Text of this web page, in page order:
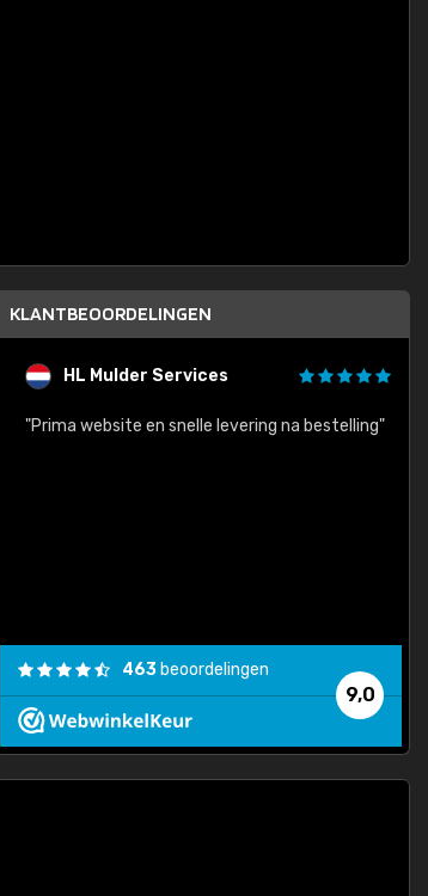
KLANTBEOORDELINGEN
HL Mulder Services
"Prima website en snelle levering na bestelling"
9,0
463 beoordelingen